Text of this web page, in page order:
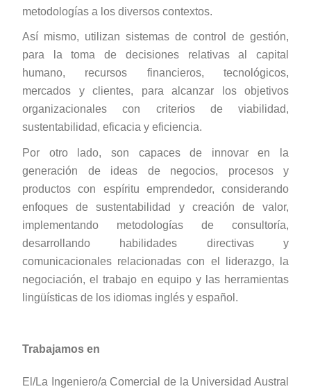
metodologías a los diversos contextos.
Así mismo, utilizan sistemas de control de gestión,
para la toma de decisiones relativas al capital
humano, recursos financieros, tecnológicos,
mercados y clientes, para alcanzar los objetivos
organizacionales con criterios de viabilidad,
sustentabilidad, eficacia y eficiencia.
Por otro lado, son capaces de innovar en la
generación de ideas de negocios, procesos y
productos con espíritu emprendedor, considerando
enfoques de sustentabilidad y creación de valor,
implementando metodologías de consultoría,
desarrollando habilidades directivas y
comunicacionales relacionadas con el liderazgo, la
negociación, el trabajo en equipo y las herramientas
lingüísticas de los idiomas inglés y español.
Trabajamos en
El/La Ingeniero/a Comercial de la Universidad Austral